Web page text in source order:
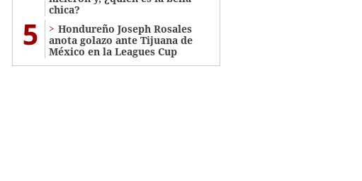
chica?
5
Hondureño Joseph Rosales
anota golazo ante Tijuana de
México en la Leagues Cup